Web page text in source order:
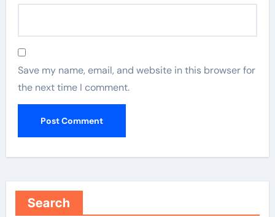
Save my name, email, and website in this browser for
the next time I comment.
Search